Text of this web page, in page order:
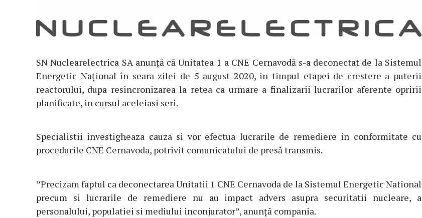
SN Nuclearelectrica SA anunţă că Unitatea 1 a CNE Cernavodă s-a deconectat de la Sistemul
Energetic Național în seara zilei de 5 august 2020, in timpul etapei de crestere a puterii
reactorului, dupa resincronizarea la retea ca urmare a finalizarii lucrarilor aferente opririi
planificate, in cursul aceleiasi seri.
Specialistii investigheaza cauza si vor efectua lucrarile de remediere in conformitate cu
procedurile CNE Cernavoda, potrivit comunicatului de presă transmis.
”Precizam faptul ca deconectarea Unitatii 1 CNE Cernavoda de la Sistemul Energetic National
precum si lucrarile de remediere nu au impact advers asupra securitatii nucleare, a
personalului, populatiei si mediului inconjurator”, anunță compania.